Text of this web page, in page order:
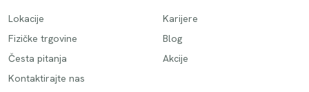
Lokacije
Fizičke trgovine
Česta pitanja
Kontaktirajte nas
Karijere
Blog
Akcije